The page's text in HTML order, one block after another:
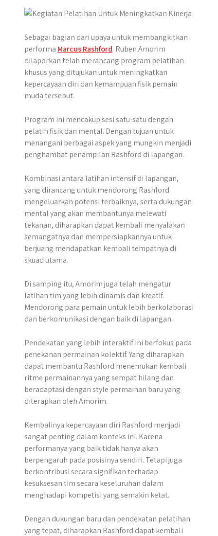
​Sebagai bagian dari upaya untuk membangkitkan
performa Marcus Rashford. Ruben Amorim
dilaporkan telah merancang program pelatihan
khusus yang ditujukan untuk meningkatkan
kepercayaan diri dan kemampuan fisik pemain
muda tersebut.​
Program ini mencakup sesi satu-satu dengan
pelatih fisik dan mental. Dengan tujuan untuk
menangani berbagai aspek yang mungkin menjadi
penghambat penampilan Rashford di lapangan.
Kombinasi antara latihan intensif di lapangan,
yang dirancang untuk mendorong Rashford
mengeluarkan potensi terbaiknya, serta dukungan
mental yang akan membantunya melewati
tekanan, diharapkan dapat kembali menyalakan
semangatnya dan mempersiapkannya untuk
berjuang mendapatkan kembali tempatnya di
skuad utama.
Di samping itu, Amorim juga telah mengatur
latihan tim yang lebih dinamis dan kreatif.
Mendorong para pemain untuk lebih berkolaborasi
dan berkomunikasi dengan baik di lapangan.
Pendekatan yang lebih interaktif ini berfokus pada
penekanan permainan kolektif. Yang diharapkan
dapat membantu Rashford menemukan kembali
ritme permainannya yang sempat hilang dan
beradaptasi dengan style permainan baru yang
diterapkan oleh Amorim.
Kembalinya kepercayaan diri Rashford menjadi
sangat penting dalam konteks ini. Karena
performanya yang baik tidak hanya akan
berpengaruh pada posisinya sendiri. Tetapi juga
berkontribusi secara signifikan terhadap
kesuksesan tim secara keseluruhan dalam
menghadapi kompetisi yang semakin ketat.
Dengan dukungan baru dan pendekatan pelatihan
yang tepat, diharapkan Rashford dapat kembali